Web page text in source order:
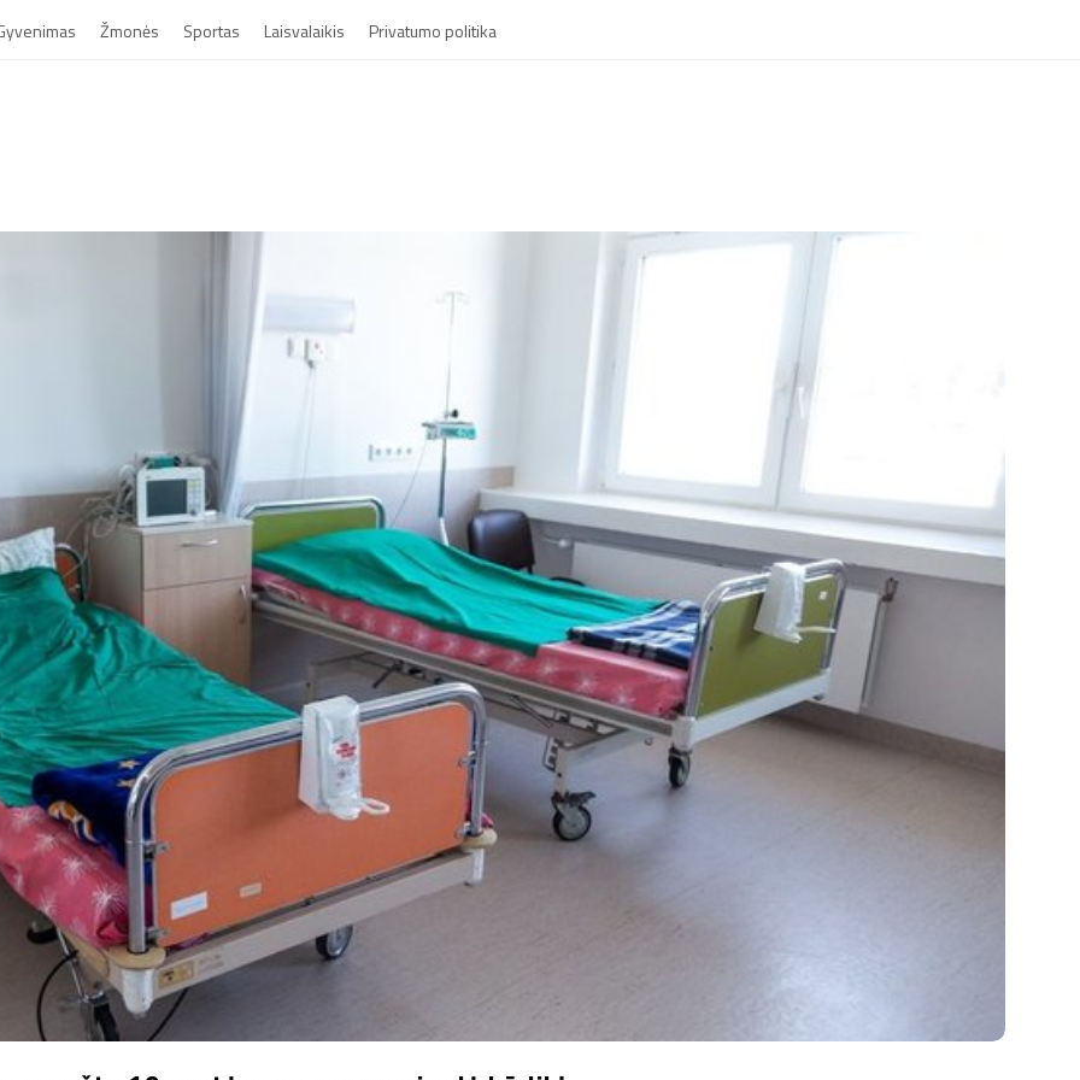
Žmonės Sportas Laisvalaikis Privatumo politika